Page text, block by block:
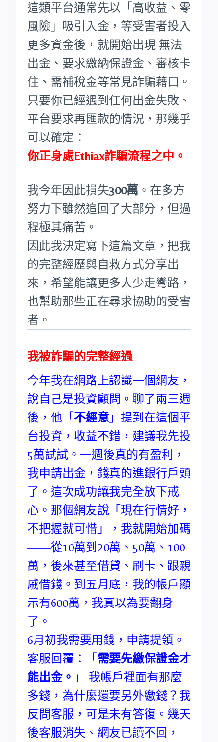
這類平台通常先以「高收益、零
風險」吸引入金，等受害者投入
更多資金後，就開始出現 無法
出金、要求繳納保證金、審核卡
住、需補稅金等常見詐騙藉口。
只要你已經遇到任何出金失敗、
平台要求再匯款的情況，那幾乎
可以確定：
你正身處Ethiax詐騙流程之中。
我今年因此損失300萬 。在多方
努力下雖然追回了大部分，但過
程極其痛苦。
因此我決定寫下這篇文章，把我
的完整經歷與自救方式分享出
來，希望能讓更多人少走彎路，
也幫助那些正在尋求協助的受害
者。
我被詐騙的完整經過
今年我在網路上認識一個網友，
說自己是投資顧問。聊了兩三週
後，他「 不經意 」提到在這個平
台投資，收益不錯，建議我先投
5萬試試。一週後真的有盈利，
我申請出金，錢真的進銀行戶頭
了。這次成功讓我完全放下戒
心。那個網友說「現在行情好，
不把握就可惜」，我就開始加碼
——從10萬到20萬、50萬、100
萬，後來甚至借貸、刷卡、跟親
戚借錢。到五月底，我的帳戶顯
示有600萬，我真以為要翻身
了。
6月初我需要用錢，申請提領。
客服回覆：「 需要先繳保證金才
能出金。 」 我帳戶裡面有那麼
多錢，為什麼還要另外繳錢？我
反問客服，可是未有答復。幾天
後客服消失、網友已讀不回，